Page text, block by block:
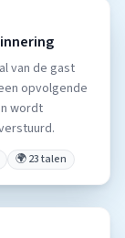
van de gast
opvolgende
wordt
🌍 23 talen